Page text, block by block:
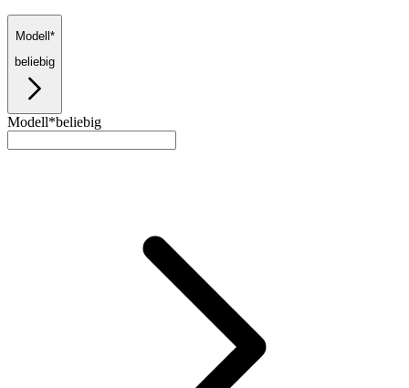
Modell*
beliebig
Modell*beliebig